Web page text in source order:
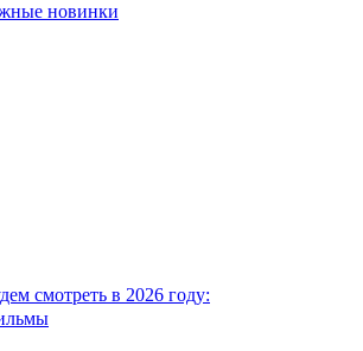
новинки
смотреть в 2026 году: